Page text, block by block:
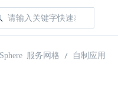
服务网格
自制应用